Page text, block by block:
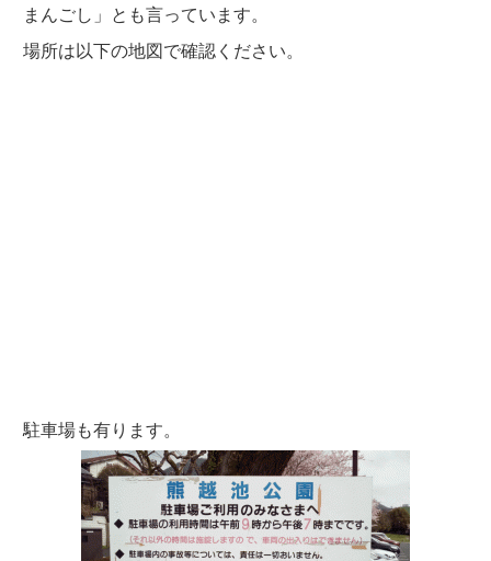
まんごし」とも言っています。
場所は以下の地図で確認ください。
駐車場も有ります。